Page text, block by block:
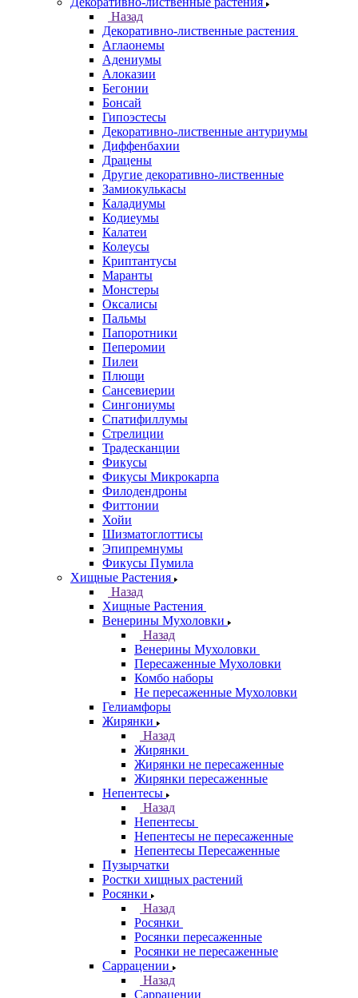
Назад
Декоративно-лиственные растения
Аглаонемы
Адениумы
Алоказии
Бегонии
Бонсай
Гипоэстесы
Декоративно-лиственные антуриумы
Диффенбахии
Драцены
Другие декоративно-лиственные
Замиокулькасы
Каладиумы
Кодиеумы
Калатеи
Колеусы
Криптантусы
Маранты
Монстеры
Оксалисы
Пальмы
Папоротники
Пеперомии
Пилеи
Плющи
Сансевиерии
Сингониумы
Спатифиллумы
Стрелиции
Традесканции
Фикусы
Фикусы Микрокарпа
Филодендроны
Фиттонии
Хойи
Шизматоглоттисы
Эпипремнумы
Фикусы Пумила
Хищные Растения
Назад
Хищные Растения
Венерины Мухоловки
Назад
Венерины Мухоловки
Пересаженные Мухоловки
Комбо наборы
Не пересаженные Мухоловки
Гелиамфоры
Жирянки
Назад
Жирянки
Жирянки не пересаженные
Жирянки пересаженные
Непентесы
Назад
Непентесы
Непентесы не пересаженные
Непентесы Пересаженные
Пузырчатки
Ростки хищных растений
Росянки
Назад
Росянки
Росянки пересаженные
Росянки не пересаженные
Саррацении
Назад
Саррацении